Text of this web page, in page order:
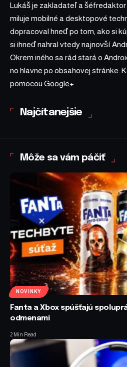
Lukáš je zakladateľ a
miluje mobilné a desktopové
dopracoval hneď po tom, ako si
si ihneď nahral vtedy najnovší
Okrem iného sa rád stará o
no hlavne po obsahovej stránke.
pomocou Google+
Najčítanejšie
Môže sa vám páčiť
NOVINKY
Fanta a Xbox spúšťajú
odmenami
2 Min Read